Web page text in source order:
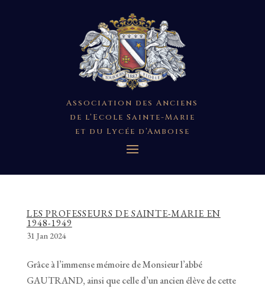
Association des Anciens
de l’Ecole Sainte-Marie
et du Lycée d’Amboise
LES PROFESSEURS DE SAINTE-MARIE EN
1948-1949
31 Jan 2024
Grâce à l’immense mémoire de Monsieur l’abbé
GAUTRAND, ainsi que celle d’un ancien élève de cette